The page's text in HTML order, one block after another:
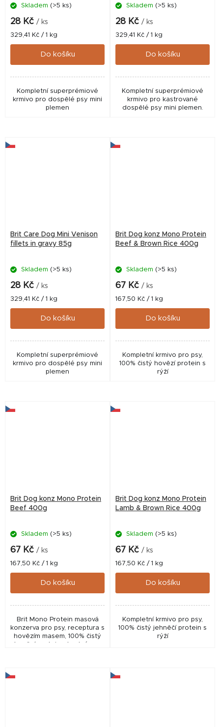
Skladem (>5 ks)
28 Kč / ks
Měrná
cena:
329,41 Kč / 1 kg
Do košíku
Kompletní superprémiové
krmivo pro dospělé psy mini
plemen
Skladem (>5 ks)
28 Kč / ks
Měrná
cena:
329,41 Kč / 1 kg
Do košíku
Kompletní superprémiové
krmivo pro kastrované
dospělé psy mini plemen.
Brit Care Dog Mini Venison
fillets in gravy 85g
Skladem (>5 ks)
28 Kč / ks
Měrná
cena:
329,41 Kč / 1 kg
Do košíku
Kompletní superprémiové
krmivo pro dospělé psy mini
plemen
Brit Dog konz Mono Protein
Beef & Brown Rice 400g
Skladem (>5 ks)
67 Kč / ks
Měrná
cena:
167,50 Kč / 1 kg
Do košíku
Kompletní krmivo pro psy,
100% čistý hovězí protein s
rýží
Brit Dog konz Mono Protein
Beef 400g
Skladem (>5 ks)
67 Kč / ks
Měrná
cena:
167,50 Kč / 1 kg
Do košíku
Brit Mono Protein masová
konzerva pro psy, receptura s
hovězím masem, 100% čistý
hovězí protein, vhodné pro
Brit Dog konz Mono Protein
Lamb & Brown Rice 400g
Skladem (>5 ks)
67 Kč / ks
Měrná
cena:
167,50 Kč / 1 kg
Do košíku
Kompletní krmivo pro psy,
100% čistý jehněčí protein s
rýží